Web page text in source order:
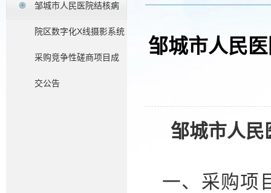
邹城市人民医院结核病
院区数字化X线摄影系统
采购竞争性磋商项目成
交公告
邹城市人民
邹城市人民
一、采购项